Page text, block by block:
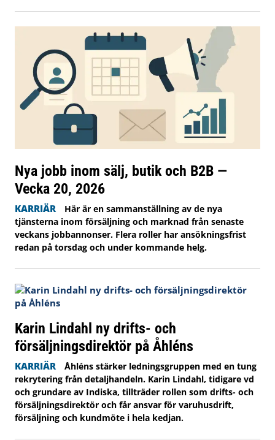
Nya jobb inom sälj, butik och B2B —
Vecka 20, 2026
KARRIÄR
Här är en sammanställning av de nya
tjänsterna inom försäljning och marknad från senaste
veckans jobbannonser. Flera roller har ansökningsfrist
redan på torsdag och under kommande helg.
Karin Lindahl ny drifts- och
försäljningsdirektör på Åhléns
KARRIÄR
Åhléns stärker ledningsgruppen med en tung
rekrytering från detaljhandeln. Karin Lindahl, tidigare vd
och grundare av Indiska, tillträder rollen som drifts- och
försäljningsdirektör och får ansvar för varuhusdrift,
försäljning och kundmöte i hela kedjan.